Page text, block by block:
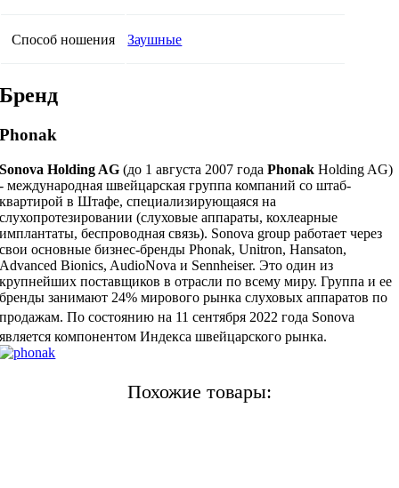
Способ ношения Заушные
Бренд
Phonak
Sonova Holding AG (до 1 августа 2007 годаPhonakHolding AG)
- международная швейцарская группа компаний со штаб-
квартирой в Штафе, специализирующаяся на
слухопротезировании (слуховые аппараты, кохлеарные
имплантаты, беспроводная связь). Sonova group работает через
свои основные бизнес-бренды Phonak, Unitron, Hansaton,
Advanced Bionics, AudioNova и Sennheiser. Это один из
крупнейших поставщиков в отрасли по всему миру. Группа и ее
бренды занимают 24% мирового рынка слуховых аппаратов по
продажам. По состоянию на 11 сентября 2022 года Sonova
является компонентом Индекса швейцарского рынка.
Похожие товары: